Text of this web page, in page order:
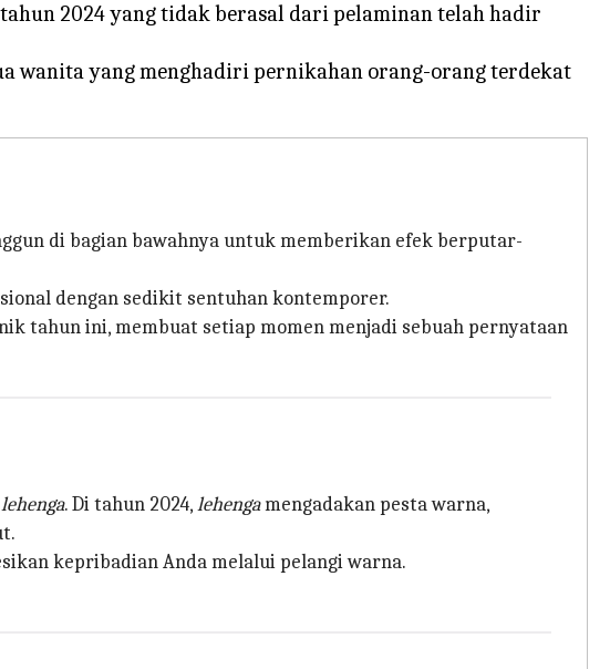
2024 yang tidak berasal dari pelaminan telah hadir
wanita yang menghadiri pernikahan orang-orang terdekat
di bagian bawahnya untuk memberikan efek berputar-
dengan sedikit sentuhan kontemporer.
tahun ini, membuat setiap momen menjadi sebuah pernyataan
lehenga. Di tahun 2024,lehengamengadakan pesta warna,
kepribadian Anda melalui pelangi warna.